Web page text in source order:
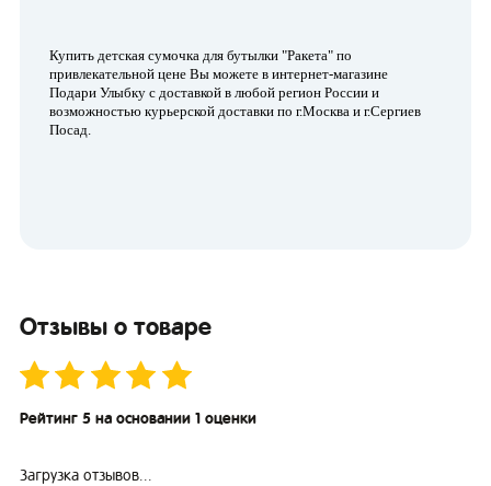
Купить детская сумочка для бутылки "Ракета" по
привлекательной цене Вы можете в интернет-магазине
Подари Улыбку с доставкой в любой регион России и
возможностью курьерской доставки по г.Москва и г.Сергиев
Посад.
Отзывы о товаре
Рейтинг 5 на основании 1 оценки
Загрузка отзывов...